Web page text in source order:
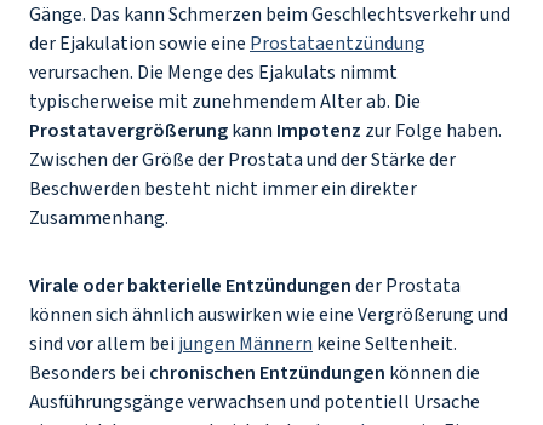
Gänge. Das kann Schmerzen beim Geschlechtsverkehr und
der Ejakulation sowie eine Prostataentzündung
verursachen. Die Menge des Ejakulats nimmt
typischerweise mit zunehmendem Alter ab. Die
Prostatavergrößerungkann Impotenz zur Folge haben.
Zwischen der Größe der Prostata und der Stärke der
Beschwerden besteht nicht immer ein direkter
Zusammenhang.
Virale oder bakterielle Entzündungender Prostata
können sich ähnlich auswirken wie eine Vergrößerung und
sind vor allem bei jungen Männern keine Seltenheit.
Besonders bei chronischen Entzündungen können die
Ausführungsgänge verwachsen und potentiell Ursache